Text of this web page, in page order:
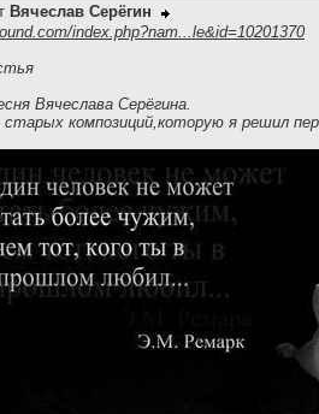
Вячеслав Серёгин
index.php?nam...le&id=10201370
Вячеслава Серёгина.
старых композиций,которую я решил